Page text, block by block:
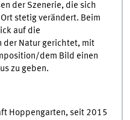
der Szenerie, die sich
stetig verändert. Beim
auf die
der Natur gerichtet, mit
dem Bild einen
zu geben.
Hoppengarten, seit 2015